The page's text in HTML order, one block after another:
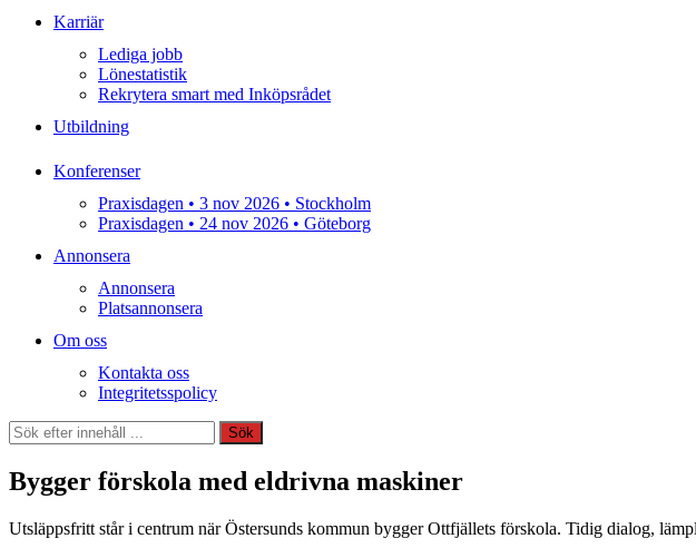
Karriär
Lediga jobb
Lönestatistik
Rekrytera smart med Inköpsrådet
Utbildning
Konferenser
Praxisdagen • 3 nov 2026 • Stockholm
Praxisdagen • 24 nov 2026 • Göteborg
Annonsera
Annonsera
Platsannonsera
Om oss
Kontakta oss
Integritetsspolicy
Sök
Sök
Bygger förskola med eldrivna maskiner
Utsläppsfritt står i centrum när Östersunds kommun bygger Ottfjällets förskola. Tidig dialog,